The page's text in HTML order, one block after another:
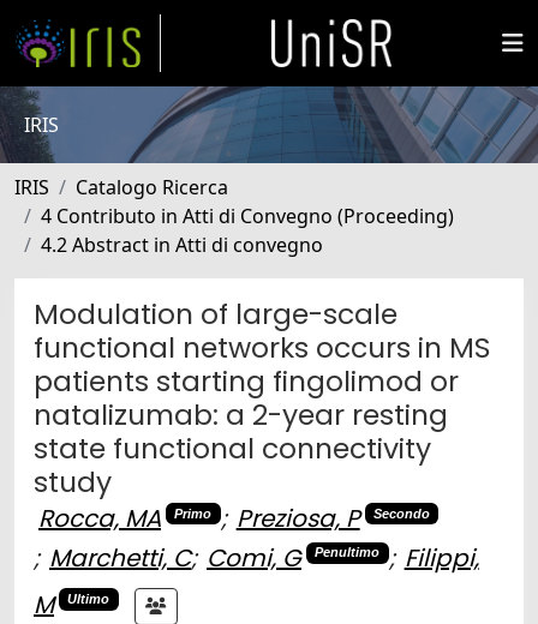
IRIS
IRIS
Catalogo Ricerca
4 Contributo in Atti di Convegno (Proceeding)
4.2 Abstract in Atti di convegno
Modulation of large-scale
functional networks occurs in MS
patients starting fingolimod or
natalizumab: a 2-year resting
state functional connectivity
study
Rocca, MA Primo ; Preziosa, P Secondo
; Marchetti, C; Comi, G Penultimo ; Filippi,
M
Ultimo